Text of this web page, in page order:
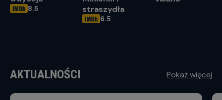
OCENA HELIOS
8.5
straszydła
OCENA HELIOS
6.5
AKTUALNOŚCI Pokaż więcej